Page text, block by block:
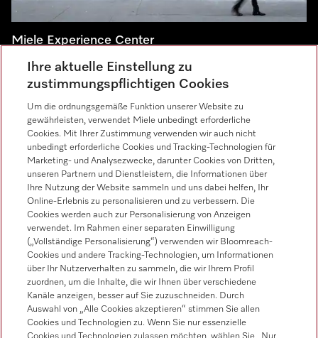
Miele Experience Center
Besuchen Sie unsere Miele Experience Center und lassen
Sie sich inspirieren.
Miele Experience Center Salzburg
Miele Experience Center Wien
Miele Experience Center Graz
Kontakt 050 800 800
Follow Miele
Newsletter
Ihre aktuelle Einstellung zu
zustimmungspflichtigen Cookies
Um die ordnungsgemäße Funktion unserer Website zu
gewährleisten, verwendet Miele unbedingt erforderliche
Cookies. Mit Ihrer Zustimmung verwenden wir auch nicht
unbedingt erforderliche Cookies und Tracking-Technologien für
Marketing- und Analysezwecke, darunter Cookies von Dritten,
unseren Partnern und Dienstleistern, die Informationen über
Ihre Nutzung der Website sammeln und uns dabei helfen, Ihr
Online-Erlebnis zu personalisieren und zu verbessern. Die
Cookies werden auch zur Personalisierung von Anzeigen
verwendet. Im Rahmen einer separaten Einwilligung
(„Vollständige Personalisierung“) verwenden wir Bloomreach-
Cookies und andere Tracking-Technologien, um Informationen
über Ihr Nutzerverhalten zu sammeln, die wir Ihrem Profil
zuordnen, um die Inhalte, die wir Ihnen über verschiedene
Kanäle anzeigen, besser auf Sie zuzuschneiden. Durch
Auswahl von „Alle Cookies akzeptieren“ stimmen Sie allen
Cookies und Technologien zu. Wenn Sie nur essenzielle